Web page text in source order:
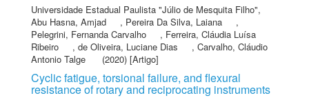
Universidade Estadual Paulista "Júlio de Mesquita Filho",
Abu Hasna, Amjad
, Pereira Da Silva, Laiana
,
Pelegrini, Fernanda Carvalho
, Ferreira, Cláudia Luísa
Ribeiro
, de Oliveira, Luciane Dias , Carvalho, Cláudio
Antonio Talge
(2020) [Artigo]
Cyclic fatigue, torsional failure, and flexural
resistance of rotary and reciprocating instruments